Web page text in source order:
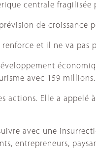
centrale
de croissance
et il ne va pas
avec 159 millions.
actions. Elle a
avec une
entrepreneurs,